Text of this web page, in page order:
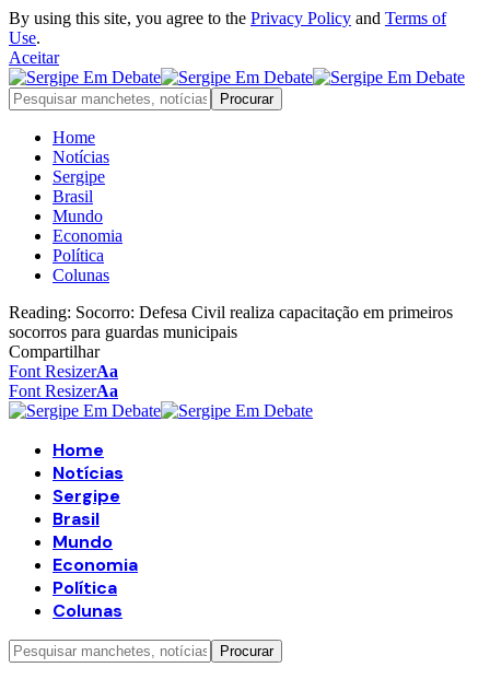
By using this site, you agree to the Privacy Policy and Terms of
Use.
Aceitar
Home
Notícias
Sergipe
Brasil
Mundo
Economia
Política
Colunas
Reading: Socorro: Defesa Civil realiza capacitação em primeiros
socorros para guardas municipais
Compartilhar
Font ResizerAa
Font ResizerAa
Home
Notícias
Sergipe
Brasil
Mundo
Economia
Política
Colunas